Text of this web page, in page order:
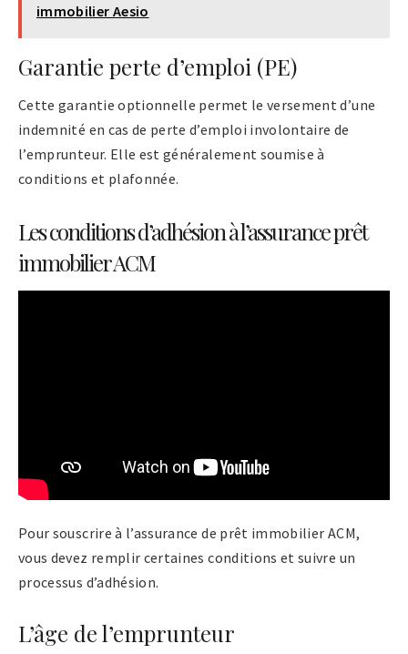
immobilier Aesio
Garantie perte d’emploi (PE)
Cette garantie optionnelle permet le versement d’une
indemnité en cas de perte d’emploi involontaire de
l’emprunteur. Elle est généralement soumise à
conditions et plafonnée.
Les conditions d’adhésion à l’assurance prêt
immobilier ACM
Pour souscrire à l’assurance de prêt immobilier ACM,
vous devez remplir certaines conditions et suivre un
processus d’adhésion.
L’âge de l’emprunteur